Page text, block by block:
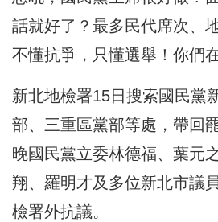
話就好了？最多民代席次、
不懂抗爭，只懂選舉！你們
新北地檢署15日搜索國民黨
部、三重區黨部等處，帶回
晚國民黨立委林德福、葉元
翔、羅明才及多位新北市議
檢署外抗議。